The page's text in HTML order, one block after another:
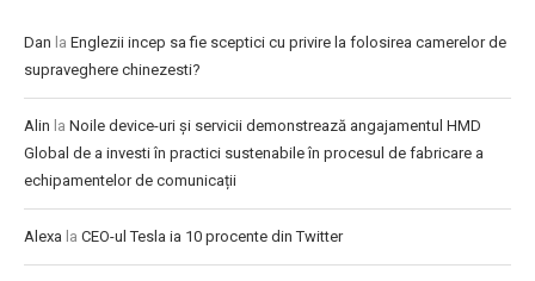
Dan la Englezii incep sa fie sceptici cu privire la folosirea camerelor de
supraveghere chinezesti?
Alin la Noile device-uri și servicii demonstrează angajamentul HMD
Global de a investi în practici sustenabile în procesul de fabricare a
echipamentelor de comunicații
Alexa la CEO-ul Tesla ia 10 procente din Twitter